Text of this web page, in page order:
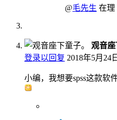
@毛先生 在理
观音座
登录以回复 2018年5月24
小编，我想要spss这款软